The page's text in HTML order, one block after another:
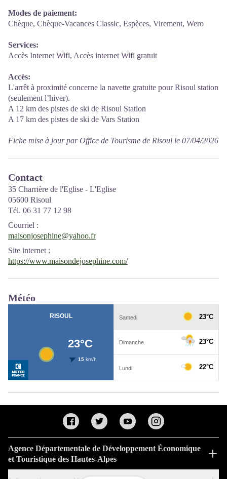
Modes de paiement:
Chèque, Chèque-Vacances Classic, Espèces, Virement, Wero
Services:
Accès Internet Wifi, Accès internet Wifi gratuit
Accès:
L'arrêt à proximité concerne la navette gratuite pour Risoul station
(seulement l’hiver).
A 12 km des pistes de ski de Risoul Station
A 17 km des pistes de ski de Vars Station
Fiche mise à jour par Office de Tourisme de Risoul le 07/04/2026
Contact
35 Charrière de l'Eglise - L'Eglise
05600 Risoul
Tél. 06 31 77 12 98
Courriel :
maisonjosephine@yahoo.fr
Site internet :
https://www.maisondejosephine.com/
Météo
Agence Départementale de Développement Économique
et Touristique des Hautes-Alpes